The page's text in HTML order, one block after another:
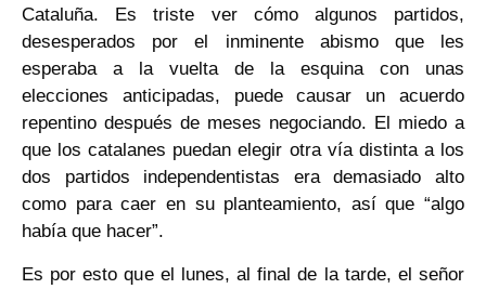
Cataluña. Es triste ver cómo algunos partidos,
desesperados por el inminente abismo que les
esperaba a la vuelta de la esquina con unas
elecciones anticipadas, puede causar un acuerdo
repentino después de meses negociando. El miedo a
que los catalanes puedan elegir otra vía distinta a los
dos partidos independentistas era demasiado alto
como para caer en su planteamiento, así que “algo
había que hacer”.
Es por esto que el lunes, al final de la tarde, el señor